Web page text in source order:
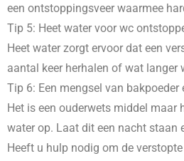
een ontstoppingsveer waarmee
Tip 5: Heet water voor wc
Heet water zorgt ervoor dat een
aantal keer herhalen of wat langer
Tip 6: Een mengsel van bakpoeder
Het is een ouderwets middel maar
water op. Laat dit een nacht staan
Heeft u hulp nodig om de